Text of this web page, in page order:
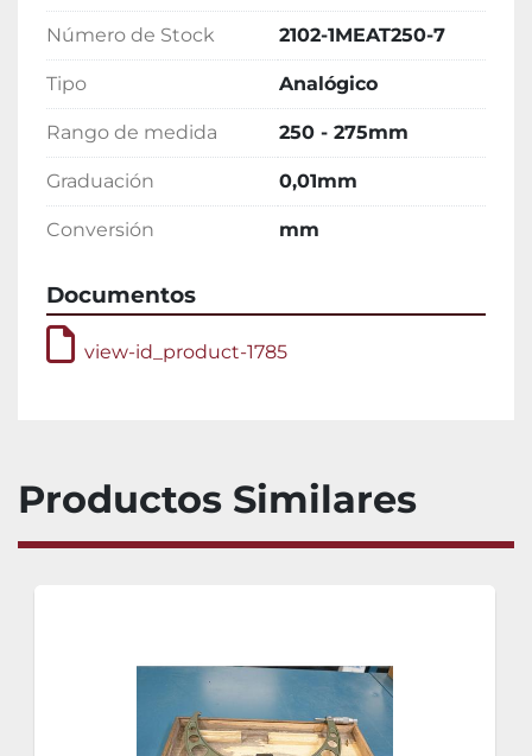
Número de Stock 2102-1MEAT250-7
Tipo Analógico
Rango de medida 250 - 275mm
Graduación 0,01mm
Conversión mm
Documentos
view-id_product-1785
Productos Similares